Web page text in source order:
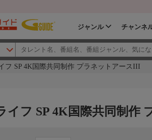
ジャンル チャンネ
フ SP 4K国際共同制作 プラネットアースIII
イフ SP 4K国際共同制作